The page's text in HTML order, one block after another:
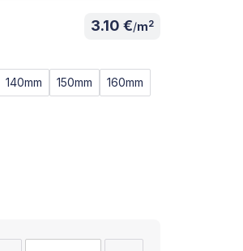
3.10 €/m2
140mm 150mm
160mm